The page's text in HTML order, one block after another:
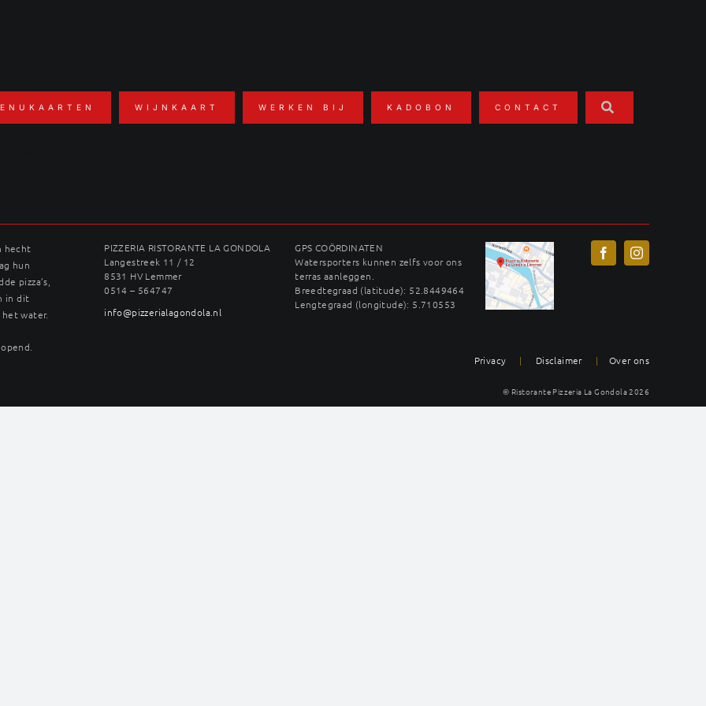
WIJNKAART WERKEN BIJ KADOBON CONTACT
tonijn
hecht
hun
pizza’s,
in dit
water.
PIZZERIA RISTORANTE LA GONDOLA
Langestreek 11 / 12
8531 HV Lemmer
0514 – 564747
info@pizzerialagondola.nl
GPS COÖRDINATEN
Watersporters kunnen zelfs voor ons
terras aanleggen.
Breedtegraad (latitude): 52.8449464
Lengtegraad (longitude): 5.710553
Privacy | Disclaimer | Over ons
© Ristorante Pizzeria La Gondola 2026